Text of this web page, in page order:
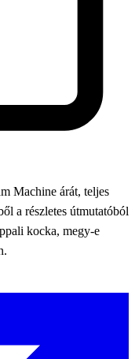
Machine árát, teljes
a részletes útmutatóból
kocka, megy-e